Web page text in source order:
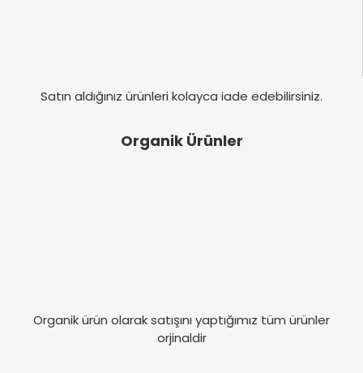
Satın aldığınız ürünleri kolayca iade edebilirsiniz.
Organik Ürünler
Organik ürün olarak satışını yaptığımız tüm ürünler
orjinaldir